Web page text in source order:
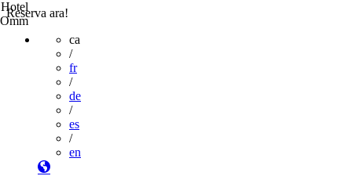
Reserva ara!
ca
/
fr
/
de
/
es
/
en
Hotel
Omm